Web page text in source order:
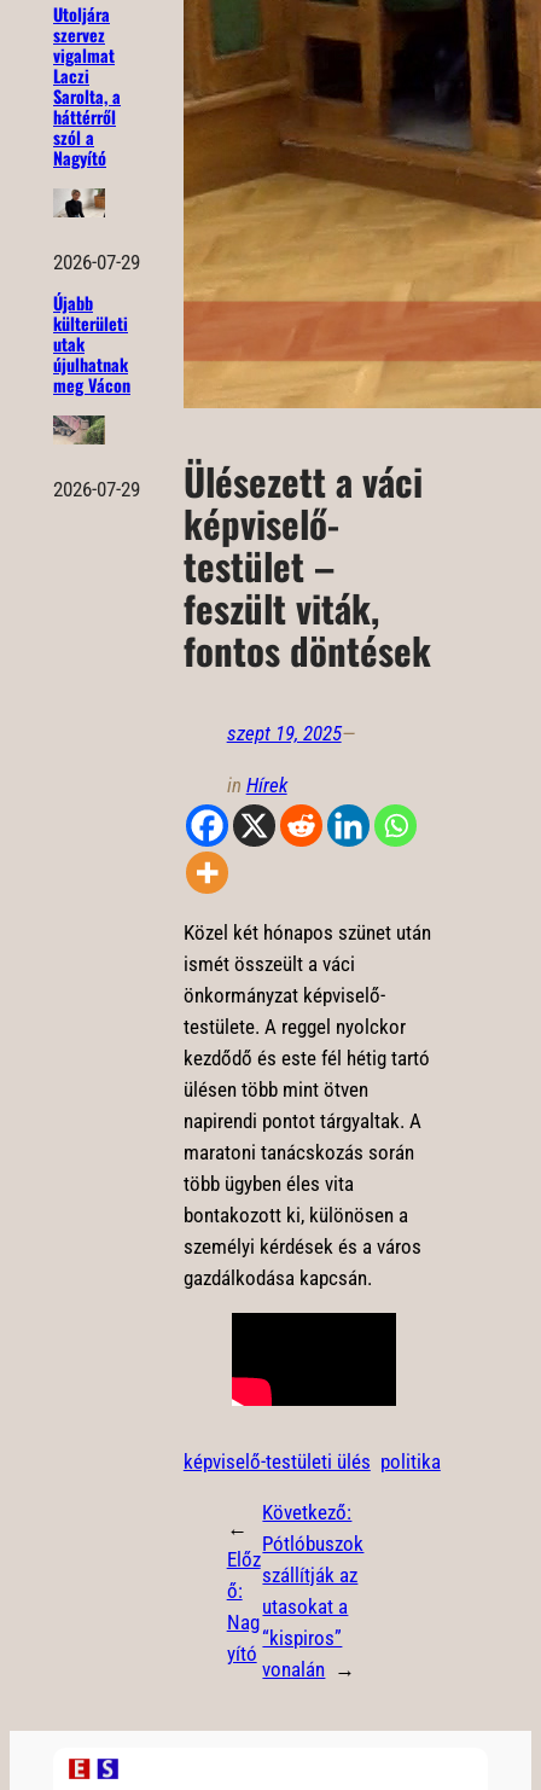
Utoljára
szervez
vigalmat
Laczi
Sarolta, a
háttérről
szól a
Nagyító
2026-07-29
Újabb
külterületi
utak
újulhatnak
meg Vácon
2026-07-29 Ülésezett a váci
képviselő-
testület –
feszült viták,
fontos döntések
szept 19, 2025—
in Hírek
Közel két hónapos szünet után
ismét összeült a váci
önkormányzat képviselő-
testülete. A reggel nyolckor
kezdődő és este fél hétig tartó
ülésen több mint ötven
napirendi pontot tárgyaltak. A
maratoni tanácskozás során
több ügyben éles vita
bontakozott ki, különösen a
személyi kérdések és a város
gazdálkodása kapcsán.
képviselő-testületi ülés politika
←
Előz
ő:
Nag
yító
Következő:
Pótlóbuszok
szállítják az
utasokat a
“kispiros”
vonalán →